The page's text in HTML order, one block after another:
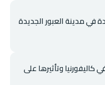
في مدينة العبور الجديدة
كاليفورنيا وتأثيرها على